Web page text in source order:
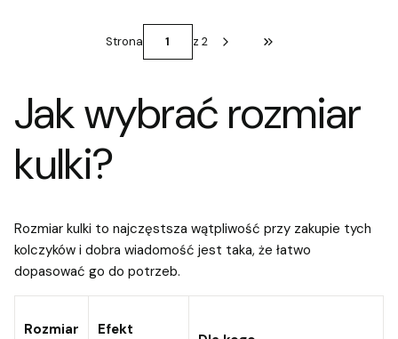
Strona z 2 Przejdź do ostatniej
Jak wybrać rozmiar
kulki?
Rozmiar kulki to najczęstsza wątpliwość przy zakupie tych
kolczyków i dobra wiadomość jest taka, że łatwo
dopasować go do potrzeb.
Rozmiar
Efekt